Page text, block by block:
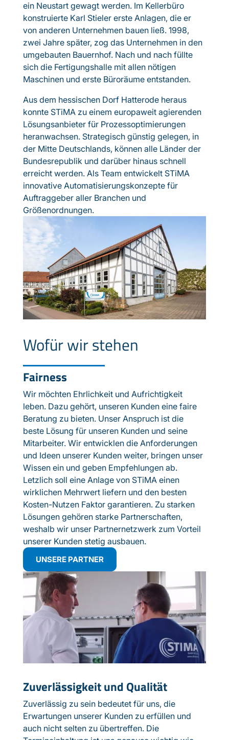
ein Neustart gewagt werden. Im Kellerbüro
konstruierte Karl Stieler erste Anlagen, die er
von anderen Unternehmen bauen ließ. 1998,
zwei Jahre später, zog das Unternehmen in den
umgebauten Bauernhof. Nach und nach füllte
sich die Fertigungshalle mit allen nötigen
Maschinen und erste Büroräume entstanden.
Aus dem hessischen Dorf Hatterode heraus
konnte STiMA zu einem europaweit agierenden
Lösungsanbieter für Prozessoptimierungen
heranwachsen. Strategisch günstig gelegen, in
der Mitte Deutschlands, können alle Länder der
Bundesrepublik und darüber hinaus schnell
erreicht werden. Als Team entwickelt STiMA
innovative Automatisierungskonzepte für
Auftraggeber aller Branchen und
Größenordnungen.
Wofür wir stehen
Fairness
Wir möchten Ehrlichkeit und Aufrichtigkeit
leben. Dazu gehört, unseren Kunden eine faire
Beratung zu bieten. Unser Anspruch ist die
beste Lösung für unseren Kunden und seine
Mitarbeiter. Wir entwicklen die Anforderungen
und Ideen unserer Kunden weiter, bringen unser
Wissen ein und geben Empfehlungen ab.
Letzlich soll eine Anlage von STiMA einen
wirklichen Mehrwert liefern und den besten
Kosten-Nutzen Faktor garantieren. Zu starken
Lösungen gehören starke Partnerschaften,
weshalb wir unser Partnernetzwerk zum Vorteil
unserer Kunden stetig ausbauen.
UNSERE PARTNER
Zuverlässigkeit und Qualität
Zuverlässig zu sein bedeutet für uns, die
Erwartungen unserer Kunden zu erfüllen und
auch nicht selten zu übertreffen. Die